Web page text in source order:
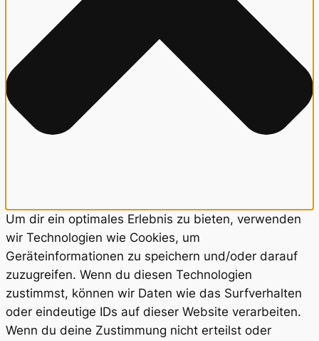
Um dir ein optimales Erlebnis zu bieten, verwenden
wir Technologien wie Cookies, um
Geräteinformationen zu speichern und/oder darauf
zuzugreifen. Wenn du diesen Technologien
zustimmst, können wir Daten wie das Surfverhalten
oder eindeutige IDs auf dieser Website verarbeiten.
Wenn du deine Zustimmung nicht erteilst oder